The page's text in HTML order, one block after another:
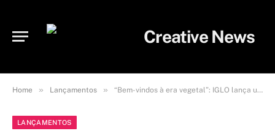
Home » Lançamentos » “Bem-vindos à era vegetal”: IGLO lança uma nova campanha que questiona os nossos hábitos e convida a comer mais vegetais
LANÇAMENTOS